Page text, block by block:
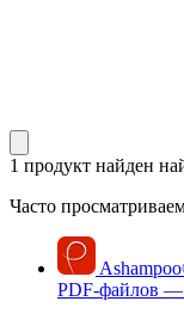
1 продукт найден
Часто
Ashampoo
PDF-файлов